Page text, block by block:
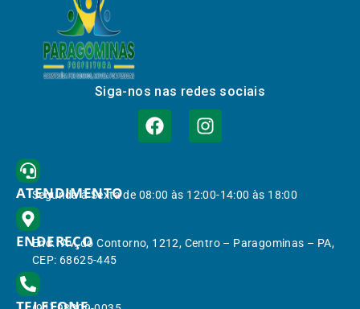
Siga-nos nas redes sociais
ATENDIMENTO
Segunda à Sexta de 08:00 às 12:00-14:00 às 18:00
ENDEREÇO
End.: Av. do Contorno, 1212, Centro – Paragominas – PA,
CEP: 68625-445